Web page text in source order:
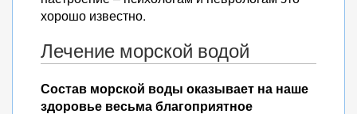
хорошо известно.
Лечение морской водой
Состав морской воды оказывает на наше
здоровье весьма благоприятное